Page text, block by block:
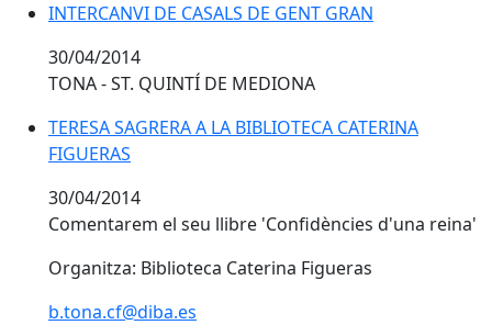
INTERCANVI DE CASALS DE GENT GRAN
30/04/2014
TONA - ST. QUINTÍ DE MEDIONA
TERESA SAGRERA A LA BIBLIOTECA CATERINA
FIGUERAS
TERESA SAGRERA A LA BIBLIOTECA CATERINA
FIGUERAS
30/04/2014
Comentarem el seu llibre 'Confidències d'una reina'
Organitza: Biblioteca Caterina Figueras
b.tona.cf@diba.es